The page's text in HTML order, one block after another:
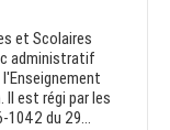
et Scolaires
administratif
Il est régi par les
1042 du 29...